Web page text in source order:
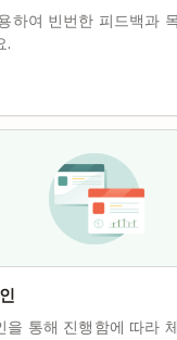
하여 빈번한 피드백과
.
을 통해 진행함에 따라